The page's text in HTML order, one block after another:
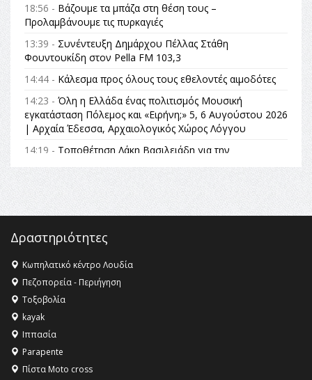
18:56 - Βάζουμε τα μπάζα στη θέση τους –
Προλαμβάνουμε τις πυρκαγιές
13:39 - Συνέντευξη Δημάρχου Πέλλας Στάθη
Φουντουκίδη στον Pella FM 103,3
14:44 - Κάλεσμα προς όλους τους εθελοντές αιμοδότες
14:23 - Όλη η Ελλάδα ένας πολιτισμός Μουσική
εγκατάσταση Πόλεμος και «Ειρήνη;» 5, 6 Αυγούστου 2026
| Αρχαία Έδεσσα, Αρχαιολογικός Χώρος Λόγγου
14:19 - Τοποθέτηση Λάκη Βασιλειάδη για την
Αναθεώρηση του Συντάγματος: «Σε τέτοιες κορυφαίες
θεσμικές διαδικασίες υπάρχει μόνο η ευθύνη απέναντι
στις επόμενες γενιές»
16:35 -Το πρόγραμμα του ΠΑΟΚ στον δεύτερο γύρο του
16:27 - Όλυμπος: Εντάχθηκε στον Κατάλογο Παγκόσμιας
Κληρονομιάς της UNESCO – Ομόφωνη η απόφαση Ο
Όλυμπος αναγνωρίστηκε ως φυσικό και πολιτιστικό
αγαθό εξέχουσας οικουμενικής αξίας για την
ανθρωπότητα
16:18 -
ΣΤΗΝ ΕΔΕΣΣΑ
Δραστηριότητες
Κωπηλατικό κέντρο Λουδία
Πεζοπορεία - Περιήγηση
Τοξοβολία
kayak
Ιππασία
Parapente
Πίστα Moto cross